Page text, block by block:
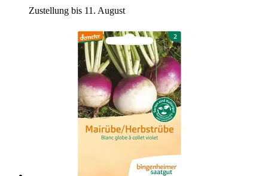
Zustellung bis 11. August